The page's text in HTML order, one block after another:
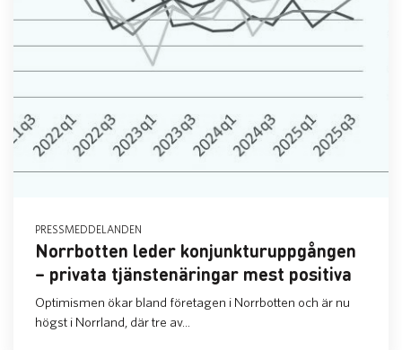
PRESSMEDDELANDEN
Norrbotten leder konjunkturuppgången
– privata tjänstenäringar mest positiva
Optimismen ökar bland företagen i Norrbotten och är nu
högst i Norrland, där tre av...